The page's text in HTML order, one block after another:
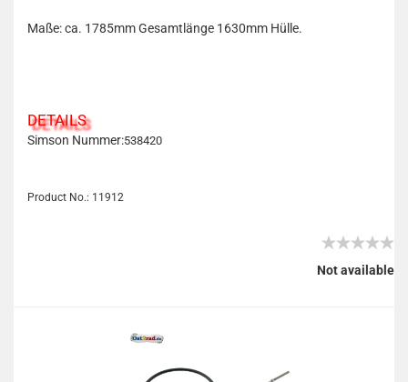
Maße: ca. 1785mm Gesamtlänge 1630mm Hülle.
DETAILS
Simson Nummer:538420
Product No.: 11912
Not available